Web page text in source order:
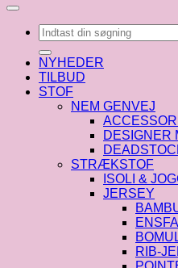
Søg
efter:
NYHEDER
TILBUD
STOF
NEM GENVEJ
DESIGNER
STRÆKSTOF
ISOLI &
JERSEY
RIB-